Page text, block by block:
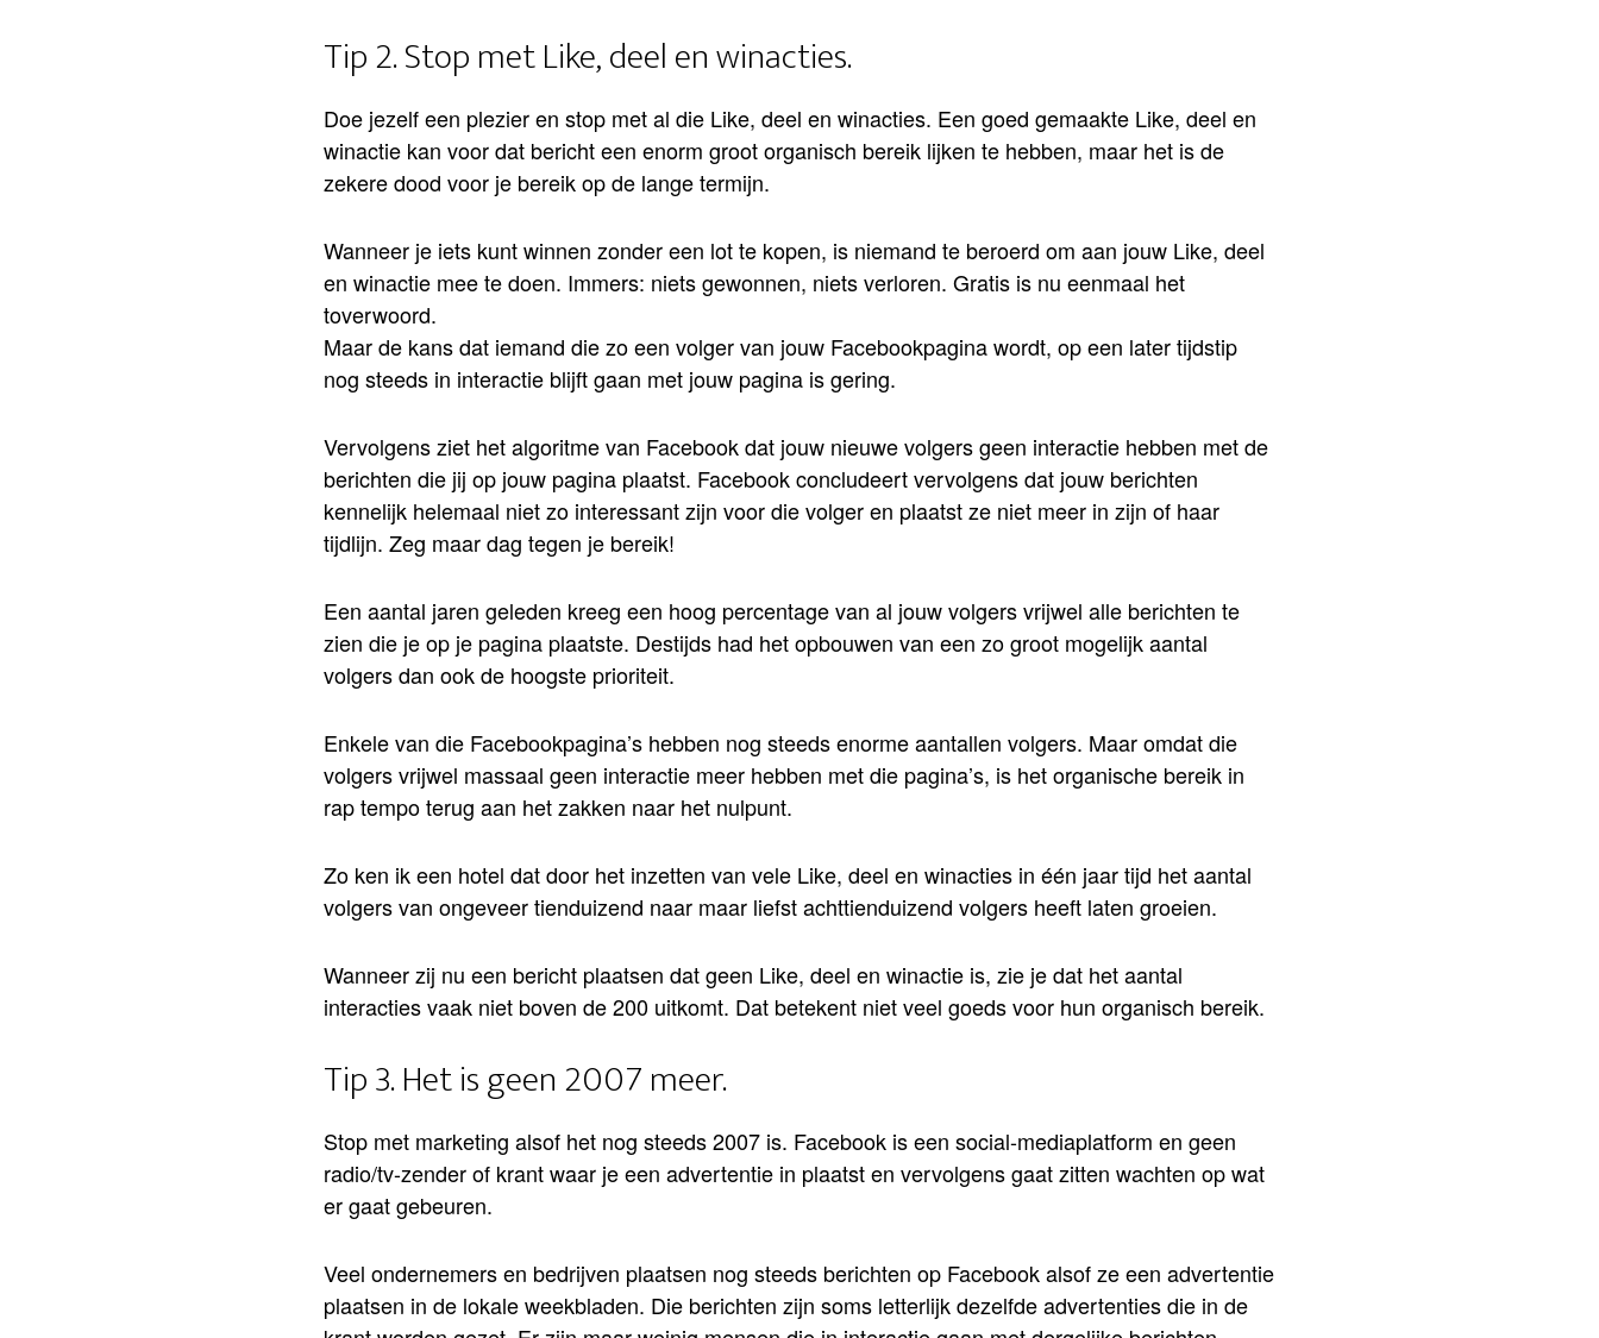
Tip 2. Stop met Like, deel en winacties.
Doe jezelf een plezier en stop met al die Like, deel en winacties. Een goed gemaakte Like, deel en
winactie kan voor dat bericht een enorm groot organisch bereik lijken te hebben, maar het is de
zekere dood voor je bereik op de lange termijn.
Wanneer je iets kunt winnen zonder een lot te kopen, is niemand te beroerd om aan jouw Like, deel
en winactie mee te doen. Immers: niets gewonnen, niets verloren. Gratis is nu eenmaal het
toverwoord.
Maar de kans dat iemand die zo een volger van jouw Facebookpagina wordt, op een later tijdstip
nog steeds in interactie blijft gaan met jouw pagina is gering.
Vervolgens ziet het algoritme van Facebook dat jouw nieuwe volgers geen interactie hebben met de
berichten die jij op jouw pagina plaatst. Facebook concludeert vervolgens dat jouw berichten
kennelijk helemaal niet zo interessant zijn voor die volger en plaatst ze niet meer in zijn of haar
tijdlijn. Zeg maar dag tegen je bereik!
Een aantal jaren geleden kreeg een hoog percentage van al jouw volgers vrijwel alle berichten te
zien die je op je pagina plaatste. Destijds had het opbouwen van een zo groot mogelijk aantal
volgers dan ook de hoogste prioriteit.
Enkele van die Facebookpagina’s hebben nog steeds enorme aantallen volgers. Maar omdat die
volgers vrijwel massaal geen interactie meer hebben met die pagina’s, is het organische bereik in
rap tempo terug aan het zakken naar het nulpunt.
Zo ken ik een hotel dat door het inzetten van vele Like, deel en winacties in één jaar tijd het aantal
volgers van ongeveer tienduizend naar maar liefst achttienduizend volgers heeft laten groeien.
Wanneer zij nu een bericht plaatsen dat geen Like, deel en winactie is, zie je dat het aantal
interacties vaak niet boven de 200 uitkomt. Dat betekent niet veel goeds voor hun organisch bereik.
Tip 3. Het is geen 2007 meer.
Stop met marketing alsof het nog steeds 2007 is. Facebook is een social-mediaplatform en geen
radio/tv-zender of krant waar je een advertentie in plaatst en vervolgens gaat zitten wachten op wat
er gaat gebeuren.
Veel ondernemers en bedrijven plaatsen nog steeds berichten op Facebook alsof ze een advertentie
plaatsen in de lokale weekbladen. Die berichten zijn soms letterlijk dezelfde advertenties die in de